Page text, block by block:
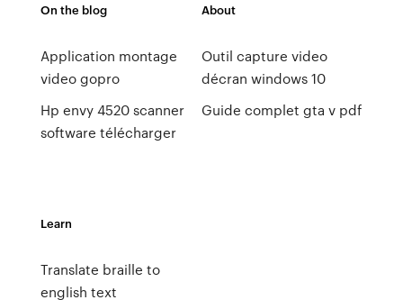
On the blog
Application montage
video gopro
Hp envy 4520 scanner
software télécharger
About
Outil capture video
décran windows 10
Guide complet gta v pdf
Learn
Translate braille to
english text